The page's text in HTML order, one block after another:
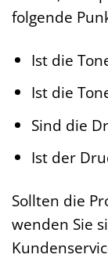
folgende
Ist die
Ist die
Sind die
Ist der
Sollten die
wenden Sie